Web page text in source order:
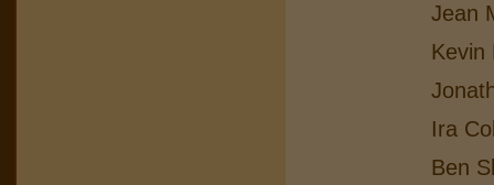
Jean
Kevin
Ira
Ben